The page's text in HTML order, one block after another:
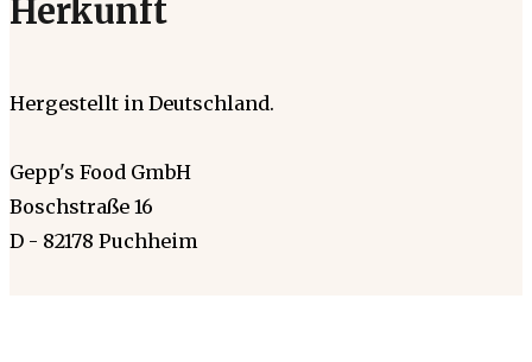
Herkunft
Hergestellt in Deutschland.
Gepp's Food GmbH
Boschstraße 16
D - 82178 Puchheim